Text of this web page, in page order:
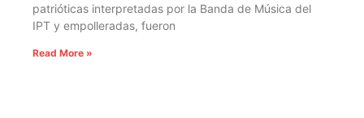
patrióticas interpretadas por la Banda de Música del
IPT y empolleradas, fueron
Read More »